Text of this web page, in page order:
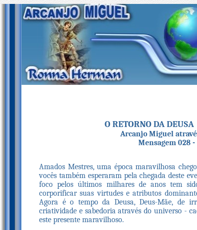
O RETORNO DA
Arcanjo Miguel
Mensagem 028
Amados Mestres, uma época maravilhosa
vocês também esperaram pela chegada deste
foco pelos últimos milhares de anos tem
corporificar suas virtudes e atributos
Agora é o tempo da Deusa, Deus-Mãe, de
criatividade e sabedoria através do universo -
este presente maravilhoso.